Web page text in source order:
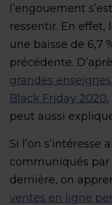
l’engouement
ressentir. En
une baisse de 6,7
précédente.
grandes
Black Friday 2020
peut aussi
Si l’on
communiqués par
dernière, on
ventes en ligne